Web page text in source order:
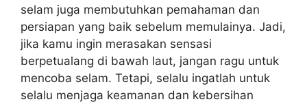
selam juga membutuhkan pemahaman dan
persiapan yang baik sebelum memulainya. Jadi,
jika kamu ingin merasakan sensasi
berpetualang di bawah laut, jangan ragu untuk
mencoba selam. Tetapi, selalu ingatlah untuk
selalu menjaga keamanan dan kebersihan